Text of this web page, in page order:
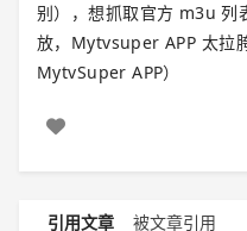
别），想抓取官方 m3u 列
放，Mytvsuper APP 太拉
MytvSuper APP）
引用文章 被文章引用